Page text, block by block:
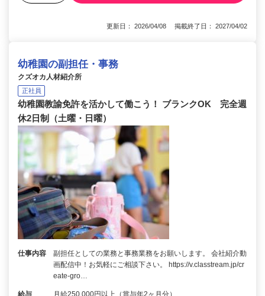
更新日： 2026/04/08 掲載終了日： 2027/04/02
幼稚園の副担任・事務
クズオカ人材紹介所
正社員
幼稚園教諭免許を活かして働こう！ ブランクOK 完全週
休2日制（土曜・日曜）
仕事内容
副担任としての業務と事務業務をお願いします。 会社紹介動
画配信中！お気軽にご相談下さい。 https://v.classtream.jp/cr
eate-gro…